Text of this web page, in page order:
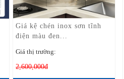
Giá kệ chén inox sơn tĩnh
điện màu đen...
Giá thị trường:
2,600,000đ